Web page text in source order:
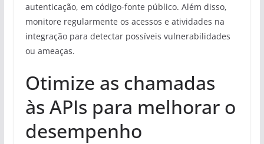
autenticação, em código-fonte público. Além disso,
monitore regularmente os acessos e atividades na
integração para detectar possíveis vulnerabilidades
ou ameaças.
Otimize as chamadas
às APIs para melhorar o
desempenho